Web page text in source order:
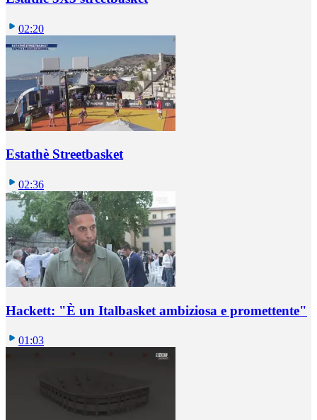
02:20
Estathè Streetbasket
02:36
Hackett: "È un Italbasket ambiziosa e promettente"
01:03